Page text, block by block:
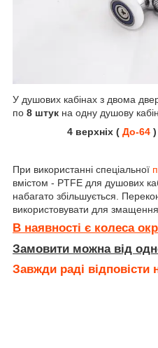
У душових кабінах з двома
по 8 штук на одну душову
4 верхніх ( До-64)
При використанні спеціальної
вмістом - PTFE для душових
набагато збільшується.
використовувати для
В наявності є колеса
Замовити можна від
Завжди раді відповісти